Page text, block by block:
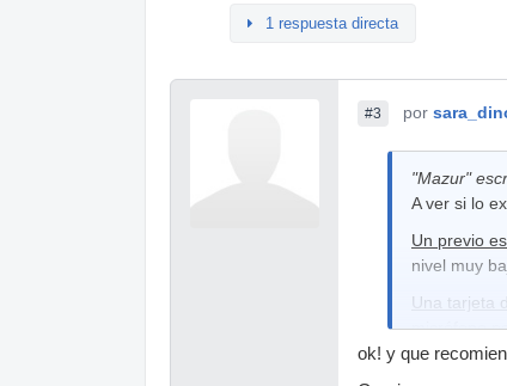
1 respuesta directa
#3 por
"Mazur"
A ver si lo
Un previo
nivel muy
Una tarjeta
micrófono
salga del
ok! y que